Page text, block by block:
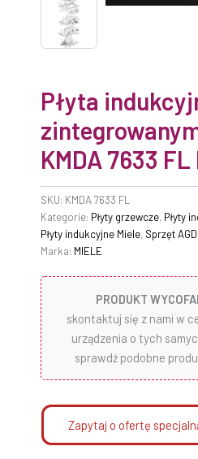
Płyta
KMDA 7633 FL
SKU: KMDA 7633 FL
Kategorie: Płyty grzewcze, Płyty
Płyty indukcyjne Miele, Sprzęt
Marka: MIELE
PRODUKT
skontaktuj się z nami w
urządzenia o tych
sprawdź podobne
Zapytaj o ofertę